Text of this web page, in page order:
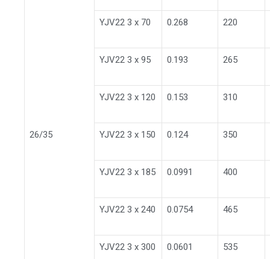
26/35
YJV22 3 x 70 0.268 220
YJV22 3 x 95 0.193 265
YJV22 3 x 120 0.153 310
YJV22 3 x 150 0.124 350
YJV22 3 x 185 0.0991 400
YJV22 3 x 240 0.0754 465
YJV22 3 x 300 0.0601 535